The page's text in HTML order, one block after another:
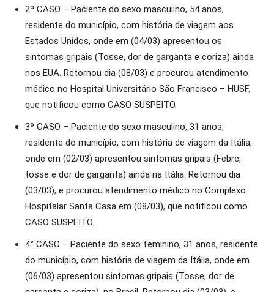
2º CASO – Paciente do sexo masculino, 54 anos,
residente do município, com história de viagem aos
Estados Unidos, onde em (04/03) apresentou os
sintomas gripais (Tosse, dor de garganta e coriza) ainda
nos EUA. Retornou dia (08/03) e procurou atendimento
médico no Hospital Universitário São Francisco – HUSF,
que notificou como CASO SUSPEITO.
3º CASO – Paciente do sexo masculino, 31 anos,
residente do município, com história de viagem da Itália,
onde em (02/03) apresentou sintomas gripais (Febre,
tosse e dor de garganta) ainda na Itália. Retornou dia
(03/03), e procurou atendimento médico no Complexo
Hospitalar Santa Casa em (08/03), que notificou como
CASO SUSPEITO.
4° CASO – Paciente do sexo feminino, 31 anos, residente
do município, com história de viagem da Itália, onde em
(06/03) apresentou sintomas gripais (Tosse, dor de